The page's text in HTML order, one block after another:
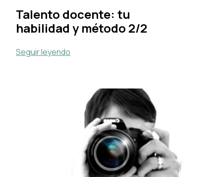
Talento docente: tu
habilidad y método 2/2
Seguir leyendo